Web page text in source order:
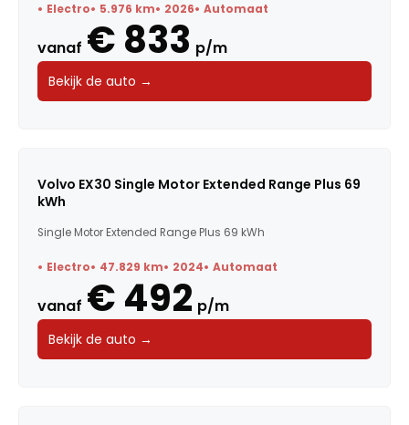
Carrosserie
Transmissie
Kleur
Voertuigsoort
Energielabel
Electro 5.976 km 2026 Automaat
vanaf € 833 p/m
Bekijk de auto →
Volvo EX30 Single Motor Extended Range Plus 69
kWh
Single Motor Extended Range Plus 69 kWh
Electro 47.829 km 2024 Automaat
vanaf € 492 p/m
Bekijk de auto →